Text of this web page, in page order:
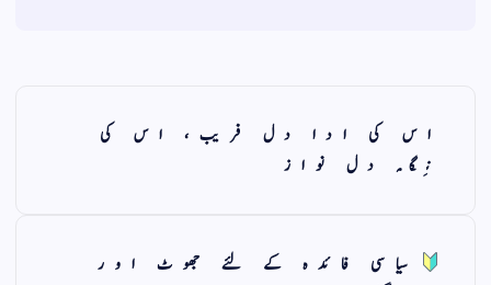
اس کی ادا دل فریب، اس کی
نِگہ دل نواز
سیاسی فائدہ کے لئے جھوٹ اور